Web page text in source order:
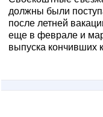
должны были
после летней
еще в феврале и
выпуска кончивших